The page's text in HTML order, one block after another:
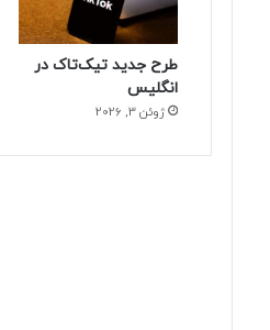
طرح جدید تیک‌تاک در
انگلیس
ژوئن 3, 2026